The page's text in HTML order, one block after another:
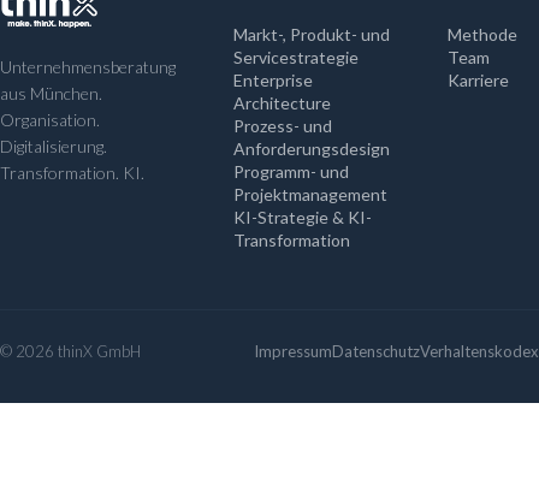
Unternehmensberatung
aus München.
Organisation.
Digitalisierung.
Transformation. KI.
Markt-, Produkt- und
Servicestrategie
Enterprise
Architecture
Prozess- und
Anforderungsdesign
Programm- und
Projektmanagement
KI-Strategie & KI-
Transformation
Methode
Team
Karriere
© 2026 thinX GmbH ImpressumDatenschutzVerhaltenskodex